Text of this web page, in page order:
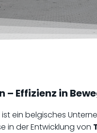
– Effizienz in
ist ein belgisches
in der Entwicklung von